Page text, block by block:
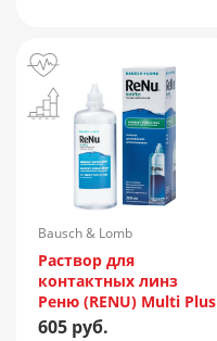
Bausch & Lomb
Incorporated/Италия
Раствор для
контактных линз
Реню (RENU) Multi Plus
360мл + контейнер
605 руб.